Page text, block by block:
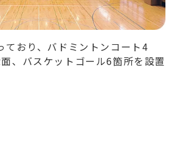
ており、バドミントンコート4
、バスケットゴール6箇所を設置